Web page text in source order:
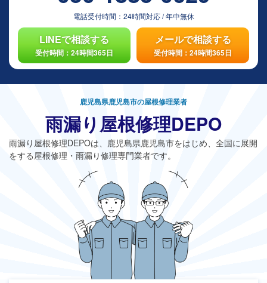
電話受付時間： 24時間対応/年中無休
LINEで相談する
受付時間：24時間365日
メールで相談する
受付時間：24時間365日
鹿児島県鹿児島市の屋根修理業者
雨漏り屋根修理DEPO
雨漏り屋根修理DEPOは、鹿児島県鹿児島市をはじめ、全国に展開
をする屋根修理・雨漏り修理専門業者です。